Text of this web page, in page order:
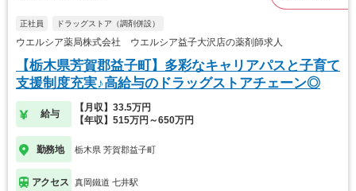
正社員 ドラッグストア（調剤併設）
ウエルシア薬局株式会社 ウエルシア益子大沢店の薬剤師求人
【栃木県芳賀郡益子町】多彩なキャリアパスと子育て
支援制度充実♪高給与のドラッグストアチェーン◎
給与
【月収】33.5万円
【年収】515万円～650万円
勤務地 栃木県 芳賀郡益子町
アクセス 真岡鐵道 七井駅